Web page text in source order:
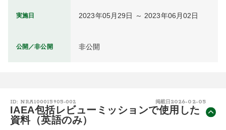
実施日 2023年05月29日 ～ 2023年06月02日
公開／非公開 非公開
ID: NRA100015905-002 掲載日 2026-02-05
IAEA包括レビューミッションで使用した
資料（英語のみ）